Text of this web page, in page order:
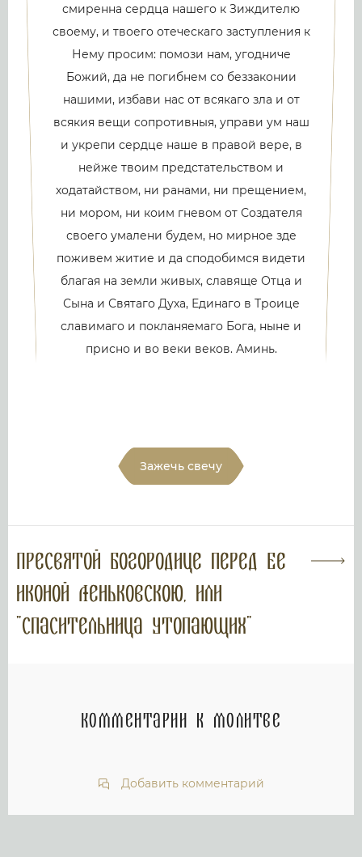
смиренна сердца нашего к Зиждителю
своему, и твоего отеческаго заступления к
Нему просим: помози нам, угодниче
Божий, да не погибнем со беззаконии
нашими, избави нас от всякаго зла и от
всякия вещи сопротивныя, управи ум наш
и укрепи сердце наше в правой вере, в
нейже твоим предстательством и
ходатайством, ни ранами, ни прещением,
ни мором, ни коим гневом от Создателя
своего умалени будем, но мирное зде
поживем житие и да сподобимся видети
благая на земли живых, славяще Отца и
Сына и Святаго Духа, Единаго в Троице
славимаго и покланяемаго Бога, ныне и
присно и во веки веков. Аминь.
Зажечь свечу
Пресвятой Богородице перед Ее
иконой Леньковскою, или
"Спасительница Утопающих"
Комментарии к молитве
Добавить комментарий